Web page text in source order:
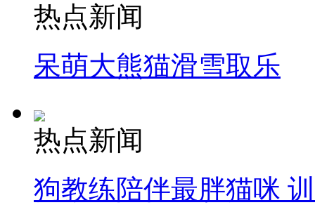
热点新闻
呆萌大熊猫滑雪取乐
热点新闻
狗教练陪伴最胖猫咪